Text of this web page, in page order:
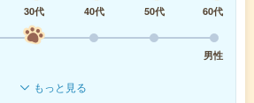
30代 40代 50代
60代
男性
もっと見る